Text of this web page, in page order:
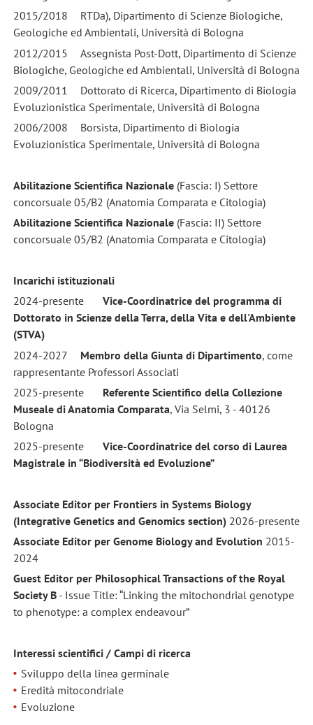
2015/2018
RTDa), Dipartimento di Scienze Biologiche,
Geologiche ed Ambientali, Università di Bologna
2012/2015
Assegnista Post-Dott, Dipartimento di Scienze
Biologiche, Geologiche ed Ambientali, Università di Bologna
2009/2011
Dottorato di Ricerca, Dipartimento di Biologia
Evoluzionistica Sperimentale, Università di Bologna
2006/2008
Borsista, Dipartimento di Biologia
Evoluzionistica Sperimentale, Università di Bologna
Abilitazione Scientifica Nazionale (Fascia: I) Settore
concorsuale 05/B2 (Anatomia Comparata e Citologia)
Abilitazione Scientifica Nazionale(Fascia: II) Settore
concorsuale 05/B2 (Anatomia Comparata e Citologia)
Incarichi istituzionali
2024-presente
Vice-Coordinatrice del programma di
Dottorato in Scienze della Terra, della Vita e dell'Ambiente
(STVA)
2024-2027
Membro della Giunta di Dipartimento, come
rappresentante Professori Associati
2025-presente
Referente Scientifico della Collezione
Museale di Anatomia Comparata, Via Selmi, 3 - 40126
Bologna
2025-presente
Vice-Coordinatrice del corso di Laurea
Magistralein “Biodiversità ed Evoluzione”
Associate Editorper Frontiers in Systems Biology
(Integrative Genetics and Genomics section) 2026-presente
Associate Editorper Genome Biology and Evolution 2015-
2024
Guest Editor per Philosophical Transactions of the Royal
Society B- Issue Title: “Linking the mitochondrial genotype
to phenotype: a complex endeavour”
Interessi scientifici / Campi di ricerca
Sviluppo della linea germinale
Eredità mitocondriale
Evoluzione